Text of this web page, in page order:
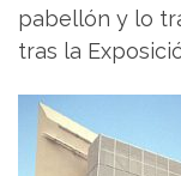
pabellón y lo
tras la